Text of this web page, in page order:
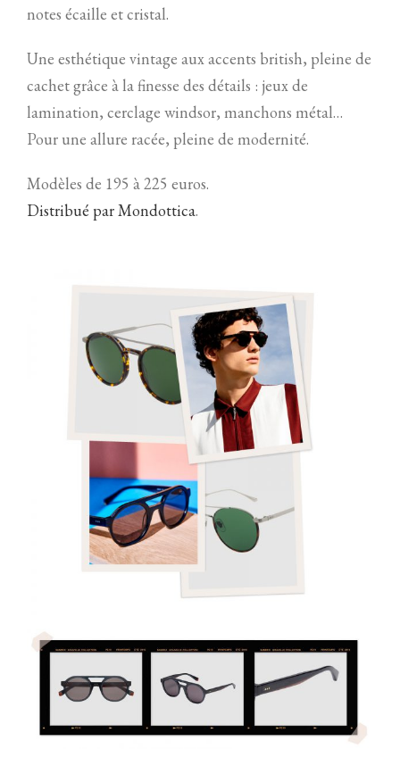
notes écaille et cristal.
Une esthétique vintage aux accents british, pleine de
cachet grâce à la finesse des détails : jeux de
lamination, cerclage windsor, manchons métal…
Pour une allure racée, pleine de modernité.
Modèles de 195 à 225 euros.
Distribué par Mondottica.